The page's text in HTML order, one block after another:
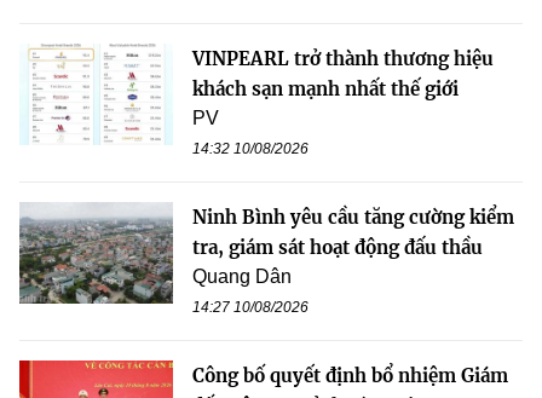
VINPEARL trở thành thương hiệu
khách sạn mạnh nhất thế giới
PV
14:32 10/08/2026
Ninh Bình yêu cầu tăng cường kiểm
tra, giám sát hoạt động đấu thầu
Quang Dân
14:27 10/08/2026
Công bố quyết định bổ nhiệm Giám